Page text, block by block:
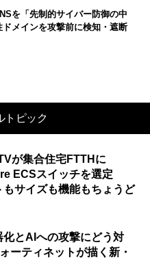
を「先制的サイバー防御の中
メインを攻撃前に検知・遮断
トピック
が集合住宅FTTHに
ECSスイッチを選定
もサイズも機能もちょうど
化とAIへの攻撃にどう対
ーティネットが描く新・